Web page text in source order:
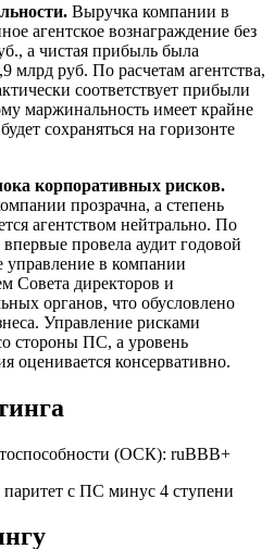
Выручка компании в
агентское вознаграждение без
а чистая прибыль была
млрд руб. По расчетам агентства,
соответствует прибыли
маржинальность имеет крайне
сохраняться на горизонте
корпоративных рисков.
прозрачна, а степень
агентством нейтрально. По
провела аудит годовой
управление в компании
Совета директоров и
органов, что обусловлено
Управление рисками
стороны ПС, а уровень
оценивается консервативно.
(ОСК): ruBBB+
с ПС минус 4 ступени